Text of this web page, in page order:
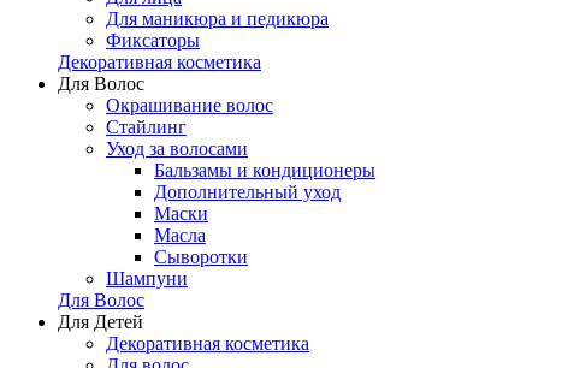
Для маникюра и педикюра
Фиксаторы
Декоративная косметика
Для Волос
Окрашивание волос
Стайлинг
Уход за волосами
Бальзамы и кондиционеры
Дополнительный уход
Маски
Масла
Сыворотки
Шампуни
Для Волос
Для Детей
Декоративная косметика